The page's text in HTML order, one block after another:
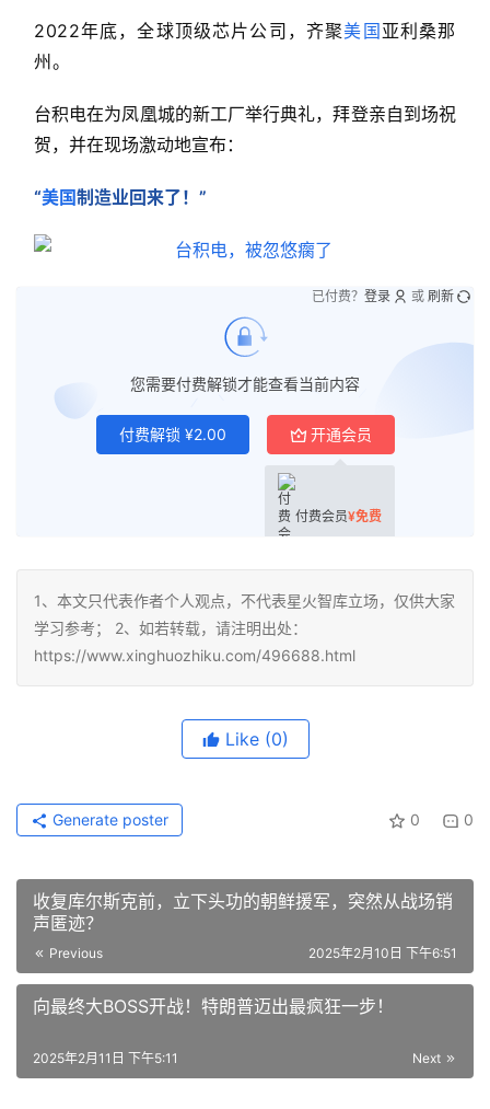
2022年底，全球顶级芯片公司，齐聚美国 亚利桑那
州。
台积电在为凤凰城的新工厂举行典礼，拜登亲自到场祝
贺，并在现场激动地宣布：
“美国制造业回来了！”
您需要付费解锁才能查看当前内容
付费解锁 ¥2.00 开通会员
付费会员¥免费
已付费？ 登录 或 刷新
1、本文只代表作者个人观点，不代表星火智库立场，仅供大家
学习参考； 2、如若转载，请注明出处：
https://www.xinghuozhiku.com/496688.html
Like (0)
0 0
Generate poster
收复库尔斯克前，立下头功的朝鲜援军，突然从战场销
声匿迹？
Previous 2025年2月10日 下午6:51
向最终大BOSS开战！特朗普迈出最疯狂一步！
Next
2025年2月11日 下午5:11